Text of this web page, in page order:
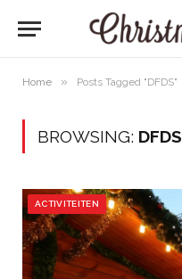
Home » Posts Tagged "DFDS"
BROWSING: DFDS
ACTIVITEITEN